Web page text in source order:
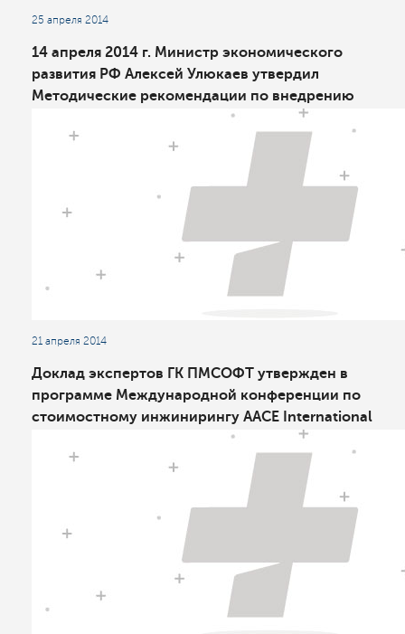
25 апреля 2014
14 апреля 2014 г. Министр экономического
развития РФ Алексей Улюкаев утвердил
Методические рекомендации по внедрению
проектного управления в органах
исполнительной власти
21 апреля 2014
Доклад экспертов ГК ПМСОФТ утвержден в
программе Международной конференции по
стоимостному инжинирингу AACE International